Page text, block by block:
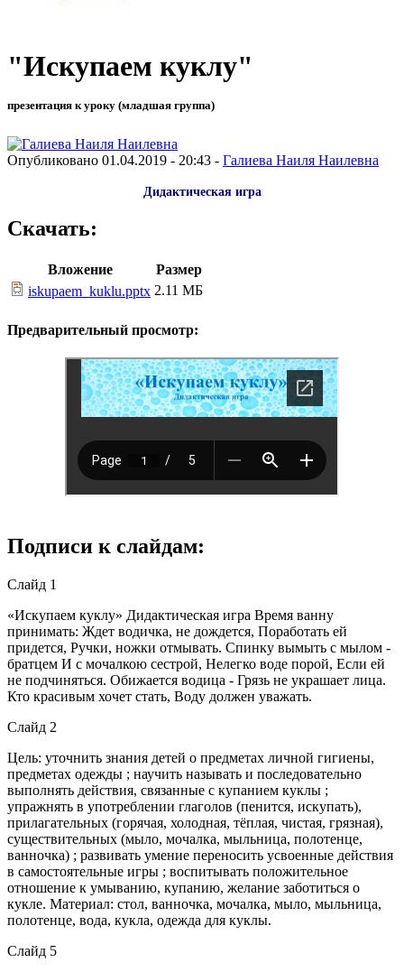
"Искупаем куклу"
презентация к уроку (младшая группа)
Опубликовано 01.04.2019 - 20:43 - Галиева Наиля Наилевна
Дидактическая игра
Скачать:
Вложение
Размер
iskupaem_kuklu.pptx 2.11 МБ
Предварительный просмотр:
Подписи к слайдам:
Слайд 1
«Искупаем куклу» Дидактическая игра Время ванну
принимать: Ждет водичка, не дождется, Поработать ей
придется, Ручки, ножки отмывать. Спинку вымыть с мылом -
братцем И с мочалкою сестрой, Нелегко воде порой, Если ей
не подчиняться. Обижается водица - Грязь не украшает лица.
Кто красивым хочет стать, Воду должен уважать.
Слайд 2
Цель: уточнить знания детей о предметах личной гигиены,
предметах одежды ; научить называть и последовательно
выполнять действия, связанные с купанием куклы ;
упражнять в употреблении глаголов (пенится, искупать),
прилагательных (горячая, холодная, тёплая, чистая, грязная),
существительных (мыло, мочалка, мыльница, полотенце,
ванночка) ; развивать умение переносить усвоенные действия
в самостоятельные игры ; воспитывать положительное
отношение к умыванию, купанию, желание заботиться о
кукле. Материал: стол, ванночка, мочалка, мыло, мыльница,
полотенце, вода, кукла, одежда для куклы.
Слайд 5